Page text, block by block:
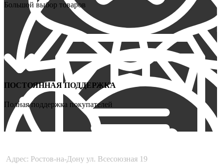
Большой выбор товаров
ПОСТОЯННАЯ ПОДДЕРЖКА
Полная поддержка покупателей
Адрес: Ростов-на-Дону ул. Всесоюзная 19